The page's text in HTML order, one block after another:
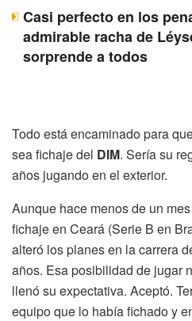
Casi perfecto en los
admirable racha de
sorprende a todos
Todo está encaminado para
sea fichaje del DIM. Sería su
años jugando en el exterior.
Aunque hace menos de un
fichaje en Ceará (Serie B en
alteró los planes en la carrera
años. Esa posibilidad de jugar
llenó su expectativa. Aceptó.
equipo que lo había fichado y